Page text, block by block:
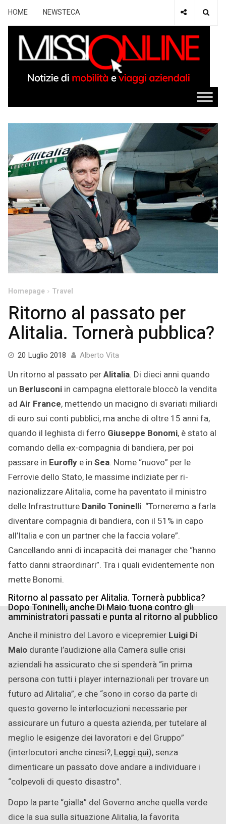
HOME NEWSTECA
Homepage Travel
Ritorno al passato per
Alitalia. Tornerà pubblica?
20 Luglio 2018
2022
Alberto Vita
Un ritorno al passato perAlitalia. Di dieci anni quando
un Berlusconi in campagna elettorale bloccò la vendita
ad Air France, mettendo un macigno di svariati miliardi
di euro sui conti pubblici, ma anche di oltre 15 anni fa,
quando il leghista di ferro Giuseppe Bonomi, è stato al
comando della ex-compagnia di bandiera, per poi
passare in Eurofly e in Sea. Nome “nuovo” per le
Ferrovie dello Stato, le massime indiziate per ri-
nazionalizzare Alitalia, come ha paventato il ministro
delle Infrastrutture Danilo Toninelli: “Torneremo a farla
diventare compagnia di bandiera, con il 51% in capo
all’Italia e con un partner che la faccia volare”.
Cancellando anni di incapacità dei manager che “hanno
fatto danni straordinari”. Tra i quali evidentemente non
mette Bonomi.
Ritorno al passato per Alitalia. Tornerà pubblica?
Dopo Toninelli, anche Di Maio tuona contro gli
amministratori passati e punta al ritorno al pubblico
Anche il ministro del Lavoro e vicepremier Luigi Di
Maio durante l’audizione alla Camera sulle crisi
aziendali ha assicurato che si spenderà “in prima
persona con tutti i player internazionali per trovare un
futuro ad Alitalia”, e che “sono in corso da parte di
questo governo le interlocuzioni necessarie per
assicurare un futuro a questa azienda, per tutelare al
meglio le esigenze dei lavoratori e del Gruppo”
(interlocutori anche cinesi?, Leggi qui), senza
dimenticare un passato dove andare a individuare i
“colpevoli di questo disastro”.
Dopo la parte “gialla” del Governo anche quella verde
dice la sua sulla situazione Alitalia, la favorita